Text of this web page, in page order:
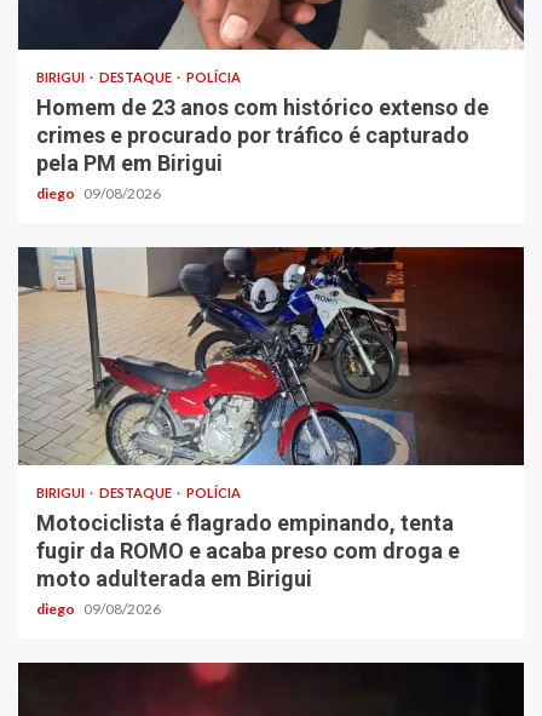
BIRIGUI DESTAQUE POLÍCIA
Homem de 23 anos com histórico extenso de
crimes e procurado por tráfico é capturado
pela PM em Birigui
diego 09/08/2026
BIRIGUI DESTAQUE POLÍCIA
Motociclista é flagrado empinando, tenta
fugir da ROMO e acaba preso com droga e
moto adulterada em Birigui
diego 09/08/2026